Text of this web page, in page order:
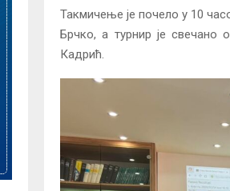
Такмичење је почело у 10
Брчко, а турнир је свечано
Кадрић.